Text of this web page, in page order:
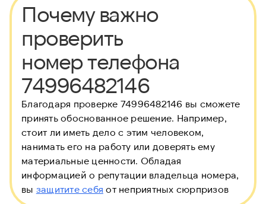
Почему важно
проверить
номер телефона
74996482146
Благодаря проверке 74996482146 вы сможете
принять обоснованное решение. Например,
стоит ли иметь дело с этим человеком,
нанимать его на работу или доверять ему
материальные ценности. Обладая
информацией о репутации владельца номера,
вы защитите себя от неприятных сюрпризов